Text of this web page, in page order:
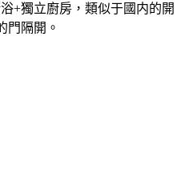
+獨立廚房，類似于國内的開
門隔開。